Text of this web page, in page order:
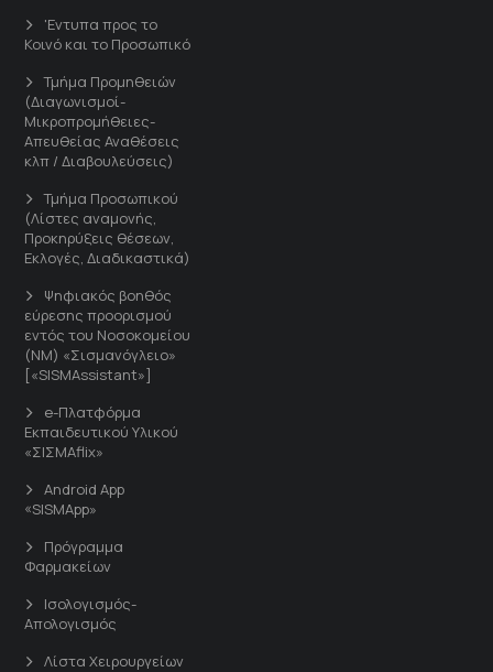
'Εντυπα προς το
Κοινό και το Προσωπικό
Τμήμα Προμηθειών
(Διαγωνισμοί-
Μικροπρομήθειες-
Απευθείας Αναθέσεις
κλπ / Διαβουλεύσεις)
Τμήμα Προσωπικού
(Λίστες αναμονής,
Προκηρύξεις θέσεων,
Εκλογές, Διαδικαστικά)
Ψηφιακός βοηθός
εύρεσης προορισμού
εντός του Νοσοκομείου
(ΝΜ) «Σισμανόγλειο»
[«SISMAssistant»]
e-Πλατφόρμα
Εκπαιδευτικού Υλικού
«ΣΙΣΜΑflix»
Android App
«SISMApp»
Πρόγραμμα
Φαρμακείων
Ισολογισμός-
Απολογισμός
Λίστα Χειρουργείων